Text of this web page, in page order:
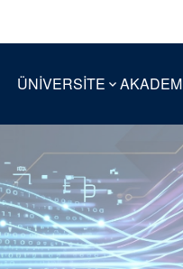
ÜNİVERSİTE